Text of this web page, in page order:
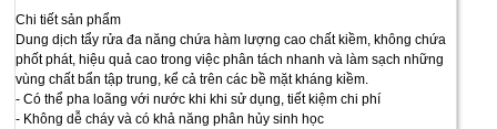
Chi tiết sản phẩm
Dung dịch tẩy rửa đa năng chứa hàm lượng cao chất kiềm, không chứa
phốt phát, hiệu quả cao trong việc phân tách nhanh và làm sạch những
vùng chất bẩn tập trung, kể cả trên các bề mặt kháng kiềm.
- Có thể pha loãng với nước khi khi sử dụng, tiết kiệm chi phí
- Không dễ cháy và có khả năng phân hủy sinh học